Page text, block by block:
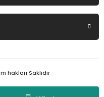
hakları Saklıdır